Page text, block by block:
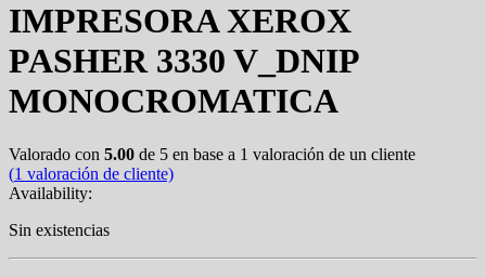
IMPRESORA XEROX
PASHER 3330 V_DNIP
MONOCROMATICA
Valorado con 5.00 de 5 en base a 1 valoración de un cliente
(1 valoración de cliente)
Availability:
Sin existencias